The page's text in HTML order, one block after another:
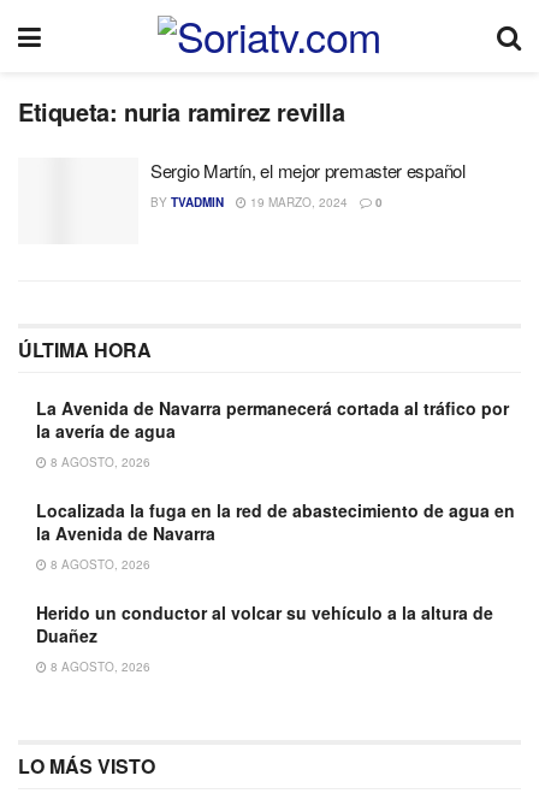
Etiqueta: nuria ramirez revilla
Sergio Martín, el mejor premaster español
BY TVADMIN 19 MARZO, 2024 0
ÚLTIMA HORA
La Avenida de Navarra permanecerá cortada al tráfico por
la avería de agua
8 AGOSTO, 2026
Localizada la fuga en la red de abastecimiento de agua en
la Avenida de Navarra
8 AGOSTO, 2026
Herido un conductor al volcar su vehículo a la altura de
Duañez
8 AGOSTO, 2026
LO MÁS VISTO